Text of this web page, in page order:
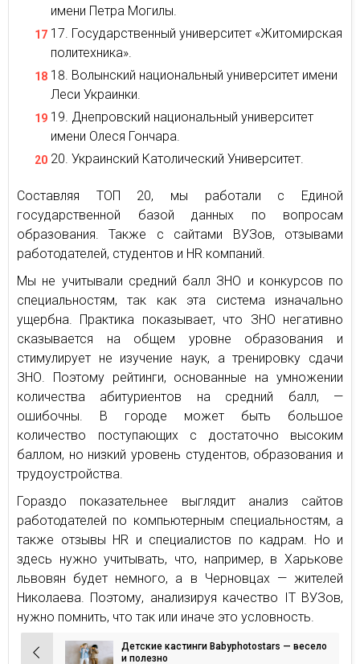
имени Петра Могилы.
Государственный университет «Житомирская
политехника».
Волынский национальный университет имени
Леси Украинки.
Днепровский национальный университет
имени Олеся Гончара.
Украинский Католический Университет.
Составляя ТОП 20, мы работали с Единой
государственной базой данных по вопросам
образования. Также с сайтами ВУЗов, отзывами
работодателей, студентов и HR компаний.
Мы не учитывали средний балл ЗНО и конкурсов по
специальностям, так как эта система изначально
ущербна. Практика показывает, что ЗНО негативно
сказывается на общем уровне образования и
стимулирует не изучение наук, а тренировку сдачи
ЗНО. Поэтому рейтинги, основанные на умножении
количества абитуриентов на средний балл, —
ошибочны. В городе может быть большое
количество поступающих с достаточно высоким
баллом, но низкий уровень студентов, образования и
трудоустройства.
Гораздо показательнее выглядит анализ сайтов
работодателей по компьютерным специальностям, а
также отзывы HR и специалистов по кадрам. Но и
здесь нужно учитывать, что, например, в Харькове
львовян будет немного, а в Черновцах — жителей
Николаева. Поэтому, анализируя качество IT ВУЗов,
нужно помнить, что так или иначе это условность.
Навигация
Детские кастинги Babyphotostars — весело
и полезно